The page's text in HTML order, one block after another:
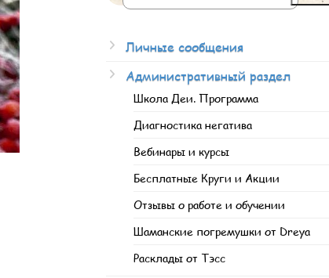
Личные сообщения
Административный раздел
Школа Деи. Программа
Диагностика негатива
Вебинары и курсы
Бесплатные Круги и Акции
Отзывы о работе и обучении
Шаманские погремушки от Dreya
Расклады от Тэсс